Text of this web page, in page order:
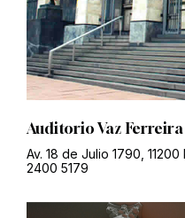
Auditorio Vaz Ferreira
Av. 18 de Julio 1790,
2400 5179